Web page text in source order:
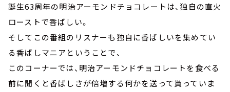
誕生63周年の明治アーモンドチョコレートは、独自の直火
ローストで香ばしい。
そしてこの番組のリスナーも独自に香ばしいを集めてい
る香ばしマニアということで、
このコーナーでは、明治アーモンドチョコレートを食べる
前に聞くと香ばしさが倍増する何かを送って貰っていま